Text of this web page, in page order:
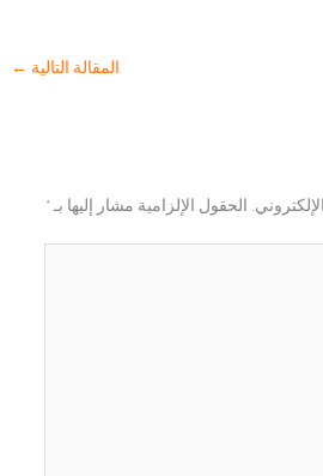
المقالة التالية ←
الحقول الإلزامية مشار إليها بـ *